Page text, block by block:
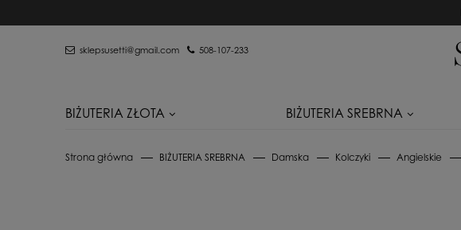
sklepsusetti@gmail.com 508-107-233
BIŻUTERIA ZŁOTA BIŻUTERIA SREBRNA
Strona główna BIŻUTERIA SREBRNA Damska Kolczyki Angielskie